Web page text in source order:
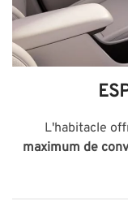
L'habitacle
maximum de